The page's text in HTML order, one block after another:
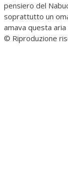
pensiero del
soprattutto un
amava questa aria
© Riproduzione